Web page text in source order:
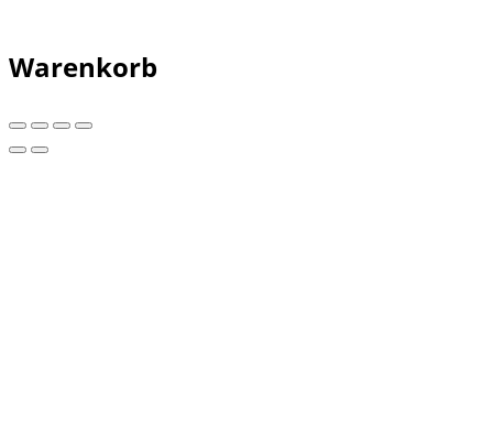
Warenkorb